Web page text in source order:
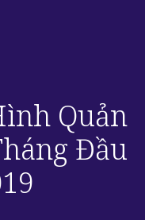
Quản
Đầu